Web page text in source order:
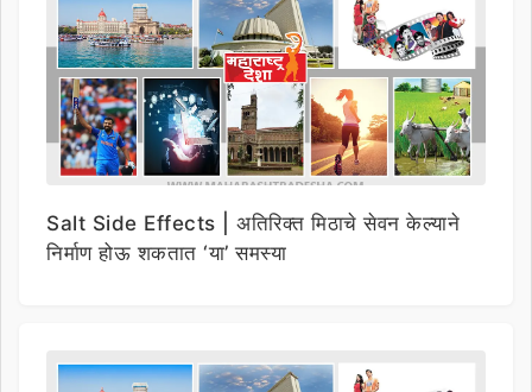
Salt Side Effects | अतिरिक्त मिठाचे सेवन केल्याने
निर्माण होऊ शकतात ‘या’ समस्या